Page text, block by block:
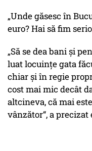
„Unde găsesc în
euro? Hai să fim
„Să se dea bani și
luat locuințe gata
chiar și în regie
cost mai mic decât
altcineva, că mai
vânzător“, a